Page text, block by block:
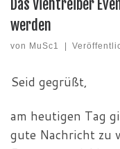
Das Viehtreiber
werden
von MuSc1
Seid gegrüßt,
am heutigen Tag
gute Nachricht zu